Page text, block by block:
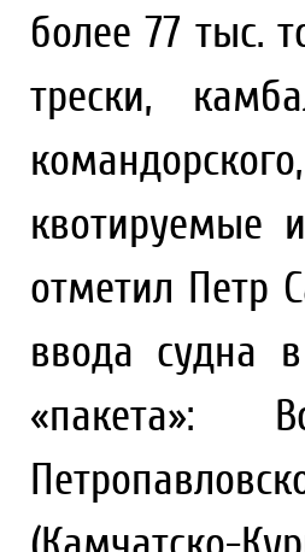
более 77 тыс.
трески,
квотируемые
отметил Петр
ввода судна
«пакета»: